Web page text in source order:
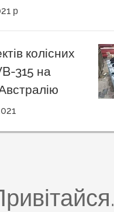
р
колісних
315 на